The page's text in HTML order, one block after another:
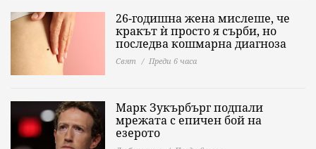
26-годишна жена мислеше, че
кракът ѝ просто я сърби, но
последва кошмарна диагноза
Свят Преди 6 часа
Марк Зукърбърг подпали
мрежата с епичен бой на
езерото